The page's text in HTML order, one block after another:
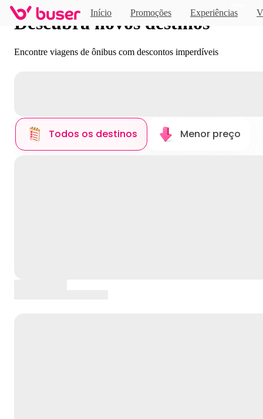
Início Promoções Experiências
Descubra novos destinos
Encontre viagens de ônibus com descontos imperdíveis
Todos os destinos Menor preço